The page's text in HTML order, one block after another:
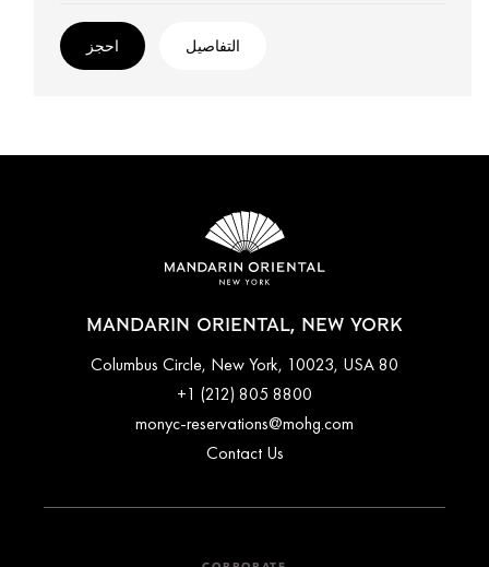
التفاصيل احجز
MANDARIN ORIENTAL, NEW YORK
80 Columbus Circle, New York, 10023, USA
+1 (212) 805 8800
monyc-reservations@mohg.com
Contact Us